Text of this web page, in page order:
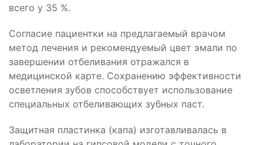
всего у 35 %.
Согласие пациентки на предлагаемый врачом
метод лечения и рекомендуемый цвет эмали по
завершении отбеливания отражался в
медицинской карте. Сохранению эффективности
осветления зубов способствует использование
специальных отбеливающих зубных паст.
Защитная пластинка (капа) изготавливалась в